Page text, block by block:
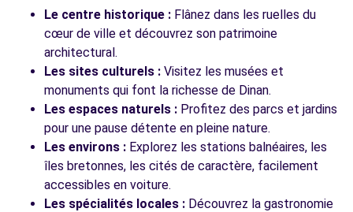
Le centre historique : Flânez dans les ruelles du
cœur de ville et découvrez son patrimoine
architectural.
Les sites culturels : Visitez les musées et
monuments qui font la richesse de Dinan.
Les espaces naturels : Profitez des parcs et jardins
pour une pause détente en pleine nature.
Les environs : Explorez les stations balnéaires, les
îles bretonnes, les cités de caractère, facilement
accessibles en voiture.
Les spécialités locales : Découvrez la gastronomie